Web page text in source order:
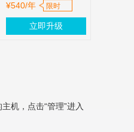
¥540/年 限时
立即升级
机，点击“管理”进入